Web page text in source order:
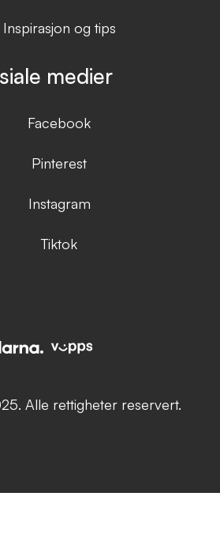
Inspirasjon og tips
medier
Facebook
Pinterest
Instagram
Tiktok
Alle rettigheter reservert.